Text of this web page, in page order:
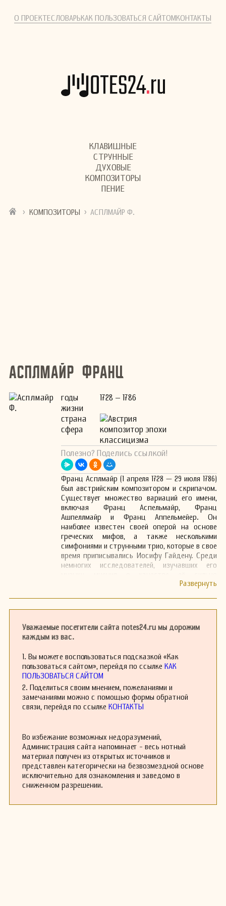
О ПРОЕКТЕСЛОВАРЬКАК ПОЛЬЗОВАТЬСЯ САЙТОМКОНТАКТЫ
КЛАВИШНЫЕ
СТРУННЫЕ
ДУХОВЫЕ
КОМПОЗИТОРЫ
ПЕНИЕ
› КОМПОЗИТОРЫ › АСПЛМАЙР Ф.
Асплмайр Франц
годы
жизни
1728 – 1786
страна
Австрия
сфера
композитор эпохи
классицизма
Полезно? Поделись ссылкой!
Франц Асплмайр (1 апреля 1728 — 29 июля 1786)
был австрийским композитором и скрипачом.
Существует множество вариаций его имени,
включая Франц Аспельмайр, Франц
Ашпеллмайр и Франц Аппельмейер. Он
наиболее известен своей оперой на основе
греческих мифов, а также несколькими
симфониями и струнными трио, которые в свое
время приписывались Иосифу Гайдену. Среди
немногих исследователей, изучавших его
расходятся. Например, Дж. Мюррей Барбур
чрезвычайно скучны, как будто были
написаны между выпивкой». Напротив, Темпли
находит в его работах «достижения в области
Асплмайр родился в Линце. Его отец обучал
его игре на скрипке, и к 1750-м годам он имел
году он взял на себя обязанности написания
балетной музыки для немецкой труппы,
которые до этого выполнял Кристоф
партитур сохранились до наших дней.
Асплмайр является интересной фигурой в
истории музыки, представляя эпоху перехода
от барокко к классицизму, и его вклад в
формирование музыкальной сцены XVIII века
нельзя недооценивать.
Уважаемые посетители сайта notes24.ru мы дорожим
каждым из вас.
1. Вы можете воспользоваться подсказкой «Как
пользоваться сайтом», перейдя по ссылке КАК
ПОЛЬЗОВАТЬСЯ САЙТОМ
2. Поделиться своим мнением, пожеланиями и
замечаниями можно с помощью формы обратной
связи, перейдя по ссылке КОНТАКТЫ
Во избежание возможных недоразумений,
Администрация сайта напоминает - весь нотный
материал получен из открытых источников и
представлен категорически на безвозмездной основе
исключительно для ознакомления и заведомо в
сниженном разрешении.